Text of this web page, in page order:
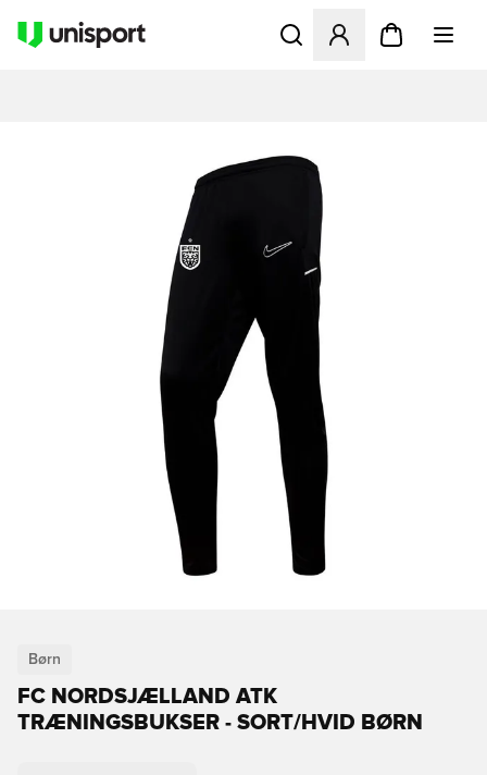
Åbner en Modal til at
Børn
FC NORDSJÆLLAND ATK
TRÆNINGSBUKSER - SORT/HVID BØRN